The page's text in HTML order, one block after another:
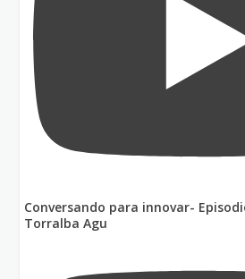
Conversando para innovar-
Torralba Agu